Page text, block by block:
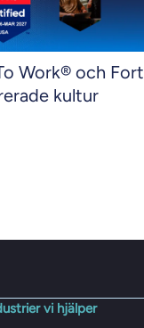
Work® och
kultur
vi hjälper